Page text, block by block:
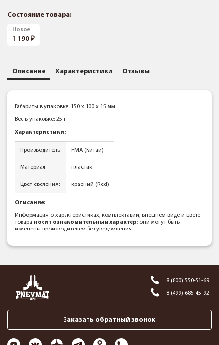
Состояние товара:
Новое
1 190
Описание Характеристики Отзывы
Габариты в упаковке: 150 x 100 x 15 мм
Вес в упаковке: 25 г
Характеристики:
Производитель: FMA (Китай)
Материал: пластик
Цвет свечения: красный (Red)
Описание:
Информация о характеристиках, комплектации, внешнем виде и цвете
товара носит ознакомительный характер; они могут быть
изменены производителем без уведомления.
8 (800) 550-51-69
8 (499) 685-45-92
Заказать обратный звонок